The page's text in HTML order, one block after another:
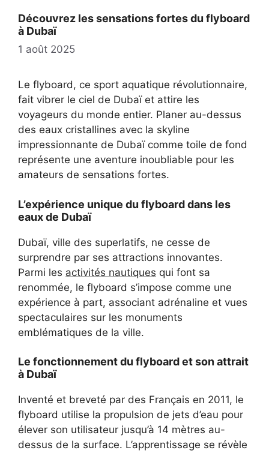
Découvrez les sensations fortes du flyboard
à Dubaï
1 août 2025
Le flyboard, ce sport aquatique révolutionnaire,
fait vibrer le ciel de Dubaï et attire les
voyageurs du monde entier. Planer au-dessus
des eaux cristallines avec la skyline
impressionnante de Dubaï comme toile de fond
représente une aventure inoubliable pour les
amateurs de sensations fortes.
L’expérience unique du flyboard dans les
eaux de Dubaï
Dubaï, ville des superlatifs, ne cesse de
surprendre par ses attractions innovantes.
Parmi les activités nautiques qui font sa
renommée, le flyboard s’impose comme une
expérience à part, associant adrénaline et vues
spectaculaires sur les monuments
emblématiques de la ville.
Le fonctionnement du flyboard et son attrait
à Dubaï
Inventé et breveté par des Français en 2011, le
flyboard utilise la propulsion de jets d’eau pour
élever son utilisateur jusqu’à 14 mètres au-
dessus de la surface. L’apprentissage se révèle